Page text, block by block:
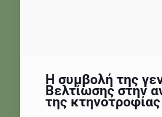
Η συμβολή της
Βελτίωσης στην
της κτηνοτροφίας